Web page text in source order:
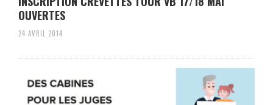
OUVERTES
24 AVRIL 2014